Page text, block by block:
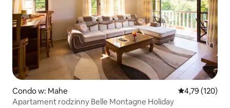
Condo w: Mahe Średnia
4,79 (120)
Apartament rodzinny Belle Montagne Holiday